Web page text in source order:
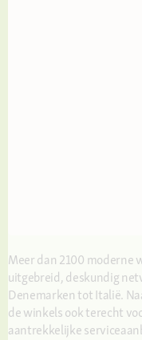
Meer dan 2100 moderne
uitgebreid, deskundig
Denemarken tot Italië.
de winkels ook terecht
aantrekkelijke